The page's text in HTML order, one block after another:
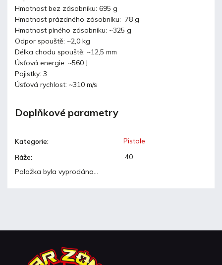
Hmotnost bez zásobníku: 695 g
Hmotnost prázdného zásobníku: 78 g
Hmotnost plného zásobníku: ~325 g
Odpor spouště: ~2,0 kg
Délka chodu spouště: ~12,5 mm
Úsťová energie: ~560 J
Pojistky: 3
Úsťová rychlost: ~310 m/s
Doplňkové parametry
Kategorie:
Pistole
Ráže:
.40
Položka byla vyprodána…